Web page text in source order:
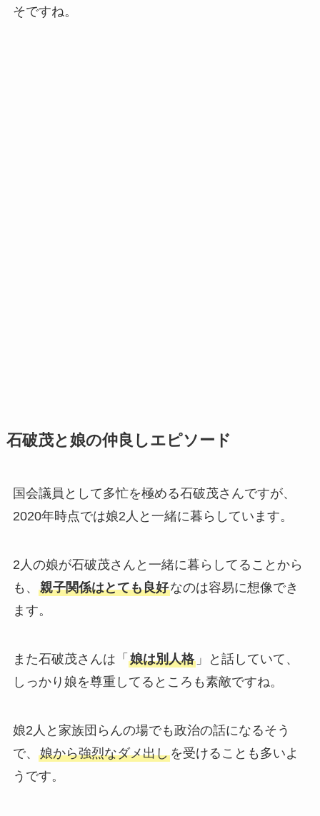
そですね。
石破茂と娘の仲良しエピソード
国会議員として多忙を極める石破茂さんですが、
2020年時点では娘2人と一緒に暮らしています。
2人の娘が石破茂さんと一緒に暮らしてることから
も、 親子関係はとても良好なのは容易に想像でき
ます。
また石破茂さんは「 娘は別人格」と話していて、
しっかり娘を尊重してるところも素敵ですね。
娘2人と家族団らんの場でも政治の話になるそう
で、 娘から強烈なダメ出しを受けることも多いよ
うです。